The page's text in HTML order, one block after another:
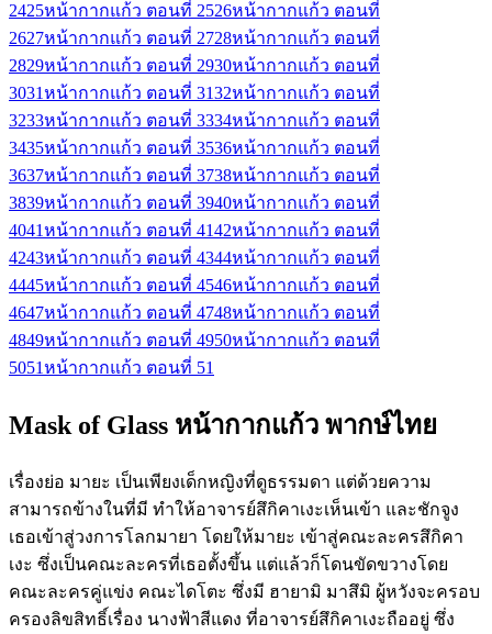
2425หน้ากากแก้ว ตอนที่ 2526หน้ากากแก้ว ตอนที่
2627หน้ากากแก้ว ตอนที่ 2728หน้ากากแก้ว ตอนที่
2829หน้ากากแก้ว ตอนที่ 2930หน้ากากแก้ว ตอนที่
3031หน้ากากแก้ว ตอนที่ 3132หน้ากากแก้ว ตอนที่
3233หน้ากากแก้ว ตอนที่ 3334หน้ากากแก้ว ตอนที่
3435หน้ากากแก้ว ตอนที่ 3536หน้ากากแก้ว ตอนที่
3637หน้ากากแก้ว ตอนที่ 3738หน้ากากแก้ว ตอนที่
3839หน้ากากแก้ว ตอนที่ 3940หน้ากากแก้ว ตอนที่
4041หน้ากากแก้ว ตอนที่ 4142หน้ากากแก้ว ตอนที่
4243หน้ากากแก้ว ตอนที่ 4344หน้ากากแก้ว ตอนที่
4445หน้ากากแก้ว ตอนที่ 4546หน้ากากแก้ว ตอนที่
4647หน้ากากแก้ว ตอนที่ 4748หน้ากากแก้ว ตอนที่
4849หน้ากากแก้ว ตอนที่ 4950หน้ากากแก้ว ตอนที่
5051หน้ากากแก้ว ตอนที่ 51
Mask of Glass หน้ากากแก้ว พากษ์ไทย
เรื่องย่อ มายะ เป็นเพียงเด็กหญิงที่ดูธรรมดา แต่ด้วยความ
สามารถข้างในที่มี ทำให้อาจารย์สึกิคาเงะเห็นเข้า และชักจูง
เธอเข้าสู่วงการโลกมายา โดยให้มายะ เข้าสู่คณะละครสึกิคา
เงะ ซึ่งเป็นคณะละครที่เธอตั้งขึ้น แต่แล้วก็โดนขัดขวางโดย
คณะละครคู่แข่ง คณะไดโตะ ซึ่งมี ฮายามิ มาสึมิ ผู้หวังจะครอบ
ครองลิขสิทธิ์เรื่อง นางฟ้าสีแดง ที่อาจารย์สึกิคาเงะถืออยู่ ซึ่ง